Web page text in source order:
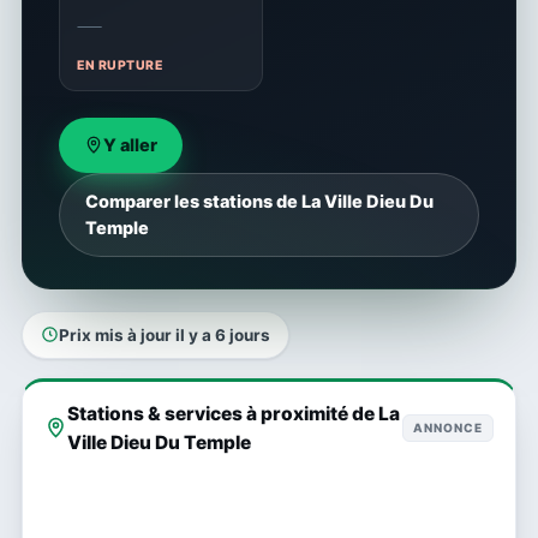
—
EN RUPTURE
Y aller
Comparer les stations de La Ville Dieu Du
Temple
Prix mis à jour il y a 6 jours
Stations & services à proximité de La
Ville Dieu Du Temple
ANNONCE